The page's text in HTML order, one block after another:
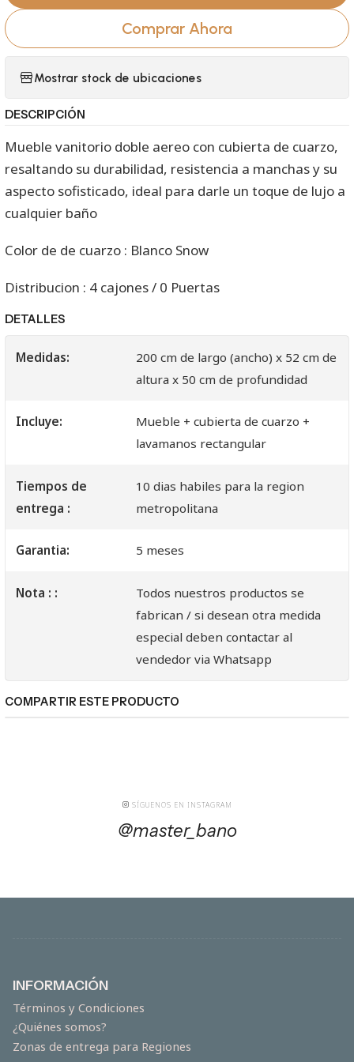
Comprar Ahora
Mostrar stock de ubicaciones
DESCRIPCIÓN
Mueble vanitorio doble aereo con cubierta de cuarzo,
resaltando su durabilidad, resistencia a manchas y su
aspecto sofisticado, ideal para darle un toque de lujo a
cualquier baño
Color de de cuarzo : Blanco Snow
Distribucion : 4 cajones / 0 Puertas
DETALLES
Medidas:
200 cm de largo (ancho) x 52 cm de
altura x 50 cm de profundidad
Incluye:
Mueble + cubierta de cuarzo +
lavamanos rectangular
Tiempos de
entrega :
10 dias habiles para la region
metropolitana
Garantia: 5 meses
Nota : :
Todos nuestros productos se
fabrican / si desean otra medida
especial deben contactar al
vendedor via Whatsapp
COMPARTIR ESTE PRODUCTO
SÍGUENOS EN INSTAGRAM
@master_bano
INFORMACIÓN
Términos y Condiciones
¿Quiénes somos?
Zonas de entrega para Regiones